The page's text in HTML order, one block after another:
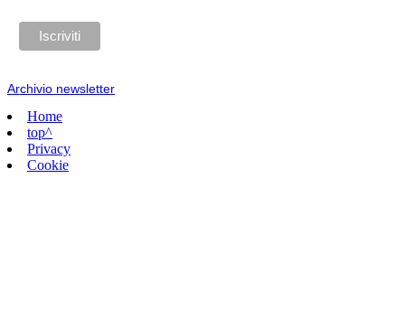
Archivio newsletter
Home
top^
Privacy
Cookie